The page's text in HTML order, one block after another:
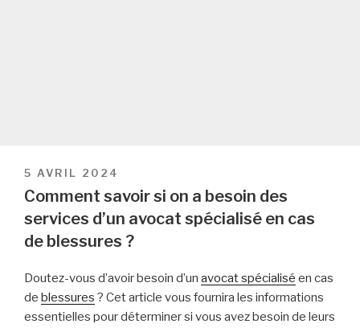
PUBLIÉ
LE
5 AVRIL 2024
Comment savoir si on a besoin des
services d’un avocat spécialisé en cas
de blessures ?
Doutez-vous d’avoir besoin d’un avocat spécialisé en cas
de blessures ? Cet article vous fournira les informations
essentielles pour déterminer si vous avez besoin de leurs